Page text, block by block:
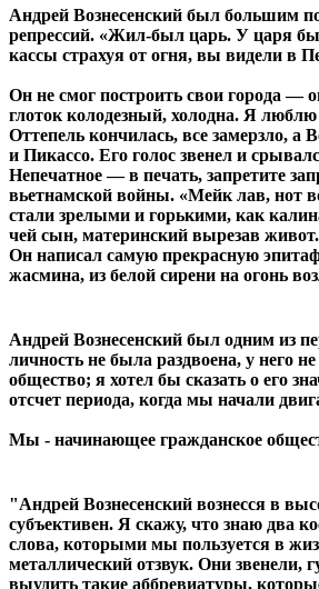
Андрей Вознесенский был большим
репрессий. «Жил-был царь. У царя
кассы страхуя от огня, вы видели в
Он не смог построить свои города —
глоток колодезный, холодна. Я
Оттепель кончилась, все замерзло,
и Пикассо. Его голос звенел и
Непечатное — в печать, запретите
вьетнамской войны. «Мейк лав, нот
стали зрелыми и горькими, как
чей сын, материнский вырезав
Он написал самую прекрасную
жасмина, из белой сирени на огонь
Андрей Вознесенский был одним из
личность не была раздвоена, у него
общество; я хотел бы сказать о его
отсчет периода, когда мы начали
Мы - начинающее гражданское
"Андрей Вознесенский вознесся в
субъективен. Я скажу, что знаю два
слова, которыми мы пользуется в
металлический отзвук. Они звенели,
выудить такие аббревиатуры,